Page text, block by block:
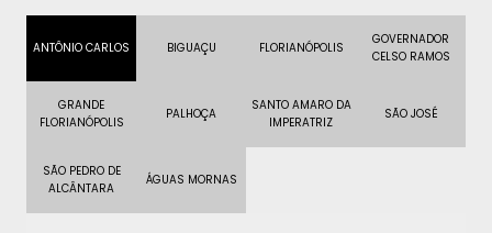
ANTÔNIO CARLOS BIGUAÇU FLORIANÓPOLIS
GOVERNADOR
CELSO RAMOS
GRANDE
FLORIANÓPOLIS
PALHOÇA
SANTO AMARO DA
IMPERATRIZ
SÃO JOSÉ
SÃO PEDRO DE
ALCÂNTARA
ÁGUAS MORNAS